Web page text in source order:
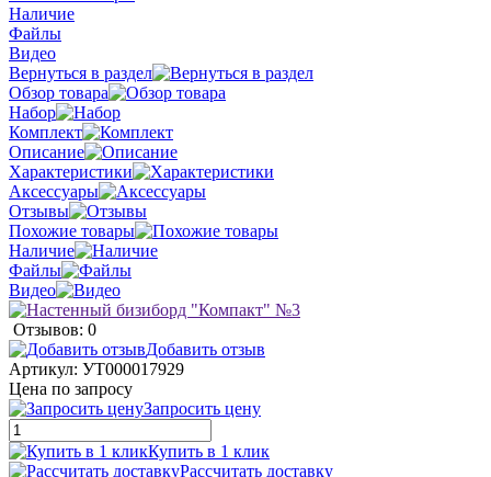
Наличие
Файлы
Видео
Вернуться в раздел
Обзор товара
Набор
Комплект
Описание
Характеристики
Аксессуары
Отзывы
Похожие товары
Наличие
Файлы
Видео
Отзывов: 0
Добавить отзыв
Артикул: УТ000017929
Цена по запросу
Запросить цену
Купить в 1 клик
Рассчитать доставку